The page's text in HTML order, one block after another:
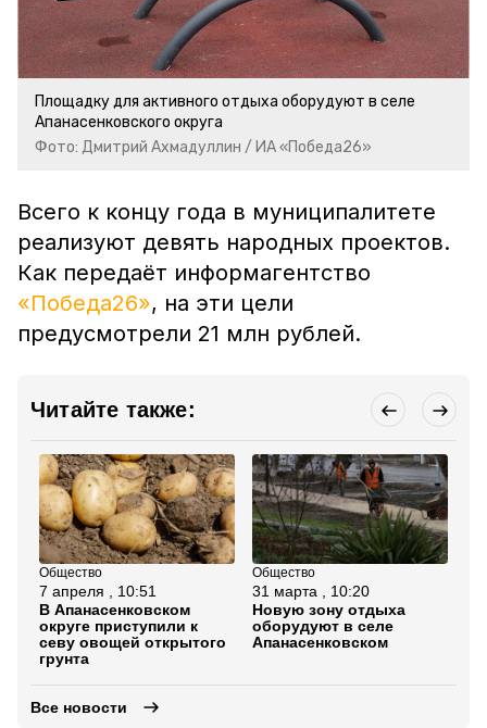
Площадку для активного отдыха оборудуют в селе
Апанасенковского округа
Фото: Дмитрий Ахмадуллин / ИА «Победа26»
Всего к концу года в муниципалитете
реализуют девять народных проектов.
Как передаёт информагентство
«Победа26», на эти цели
предусмотрели 21 млн рублей.
Читайте также:
Общество
7 апреля , 10:51
В Апанасенковском
округе приступили к
севу овощей открытого
грунта
Общество
31 марта , 10:20
Новую зону отдыха
оборудуют в селе
Апанасенковском
Все новости